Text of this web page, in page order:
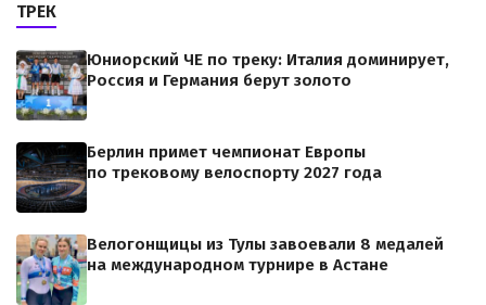
ТРЕК
Юниорский ЧЕ по треку: Италия доминирует,
Россия и Германия берут золото
Берлин примет чемпионат Европы
по трековому велоспорту 2027 года
Велогонщицы из Тулы завоевали 8 медалей
на международном турнире в Астане